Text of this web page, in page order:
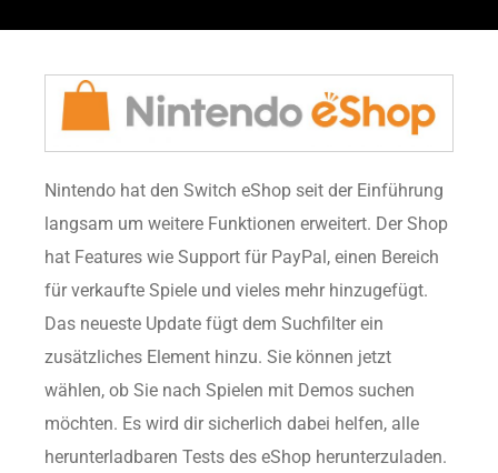
Nintendo hat den Switch eShop seit der Einführung
langsam um weitere Funktionen erweitert. Der Shop
hat Features wie Support für PayPal, einen Bereich
für verkaufte Spiele und vieles mehr hinzugefügt.
Das neueste Update fügt dem Suchfilter ein
zusätzliches Element hinzu. Sie können jetzt
wählen, ob Sie nach Spielen mit Demos suchen
möchten. Es wird dir sicherlich dabei helfen, alle
herunterladbaren Tests des eShop herunterzuladen.